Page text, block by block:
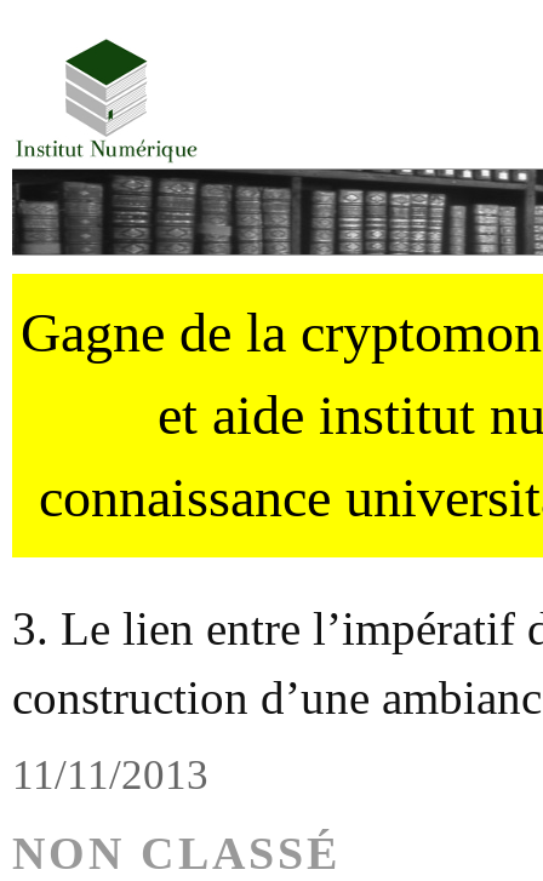
Gagne de la
et aide institut
connaissance
3. Le lien entre l’impératif
construction d’une
11/11/2013
NON CLASSÉ